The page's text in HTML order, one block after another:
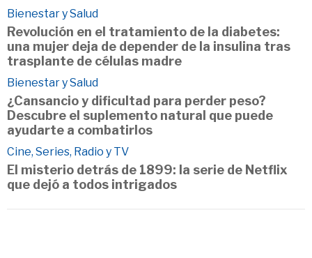
Bienestar y Salud
Revolución en el tratamiento de la diabetes:
una mujer deja de depender de la insulina tras
trasplante de células madre
Bienestar y Salud
¿Cansancio y dificultad para perder peso?
Descubre el suplemento natural que puede
ayudarte a combatirlos
Cine, Series, Radio y TV
El misterio detrás de 1899: la serie de Netflix
que dejó a todos intrigados